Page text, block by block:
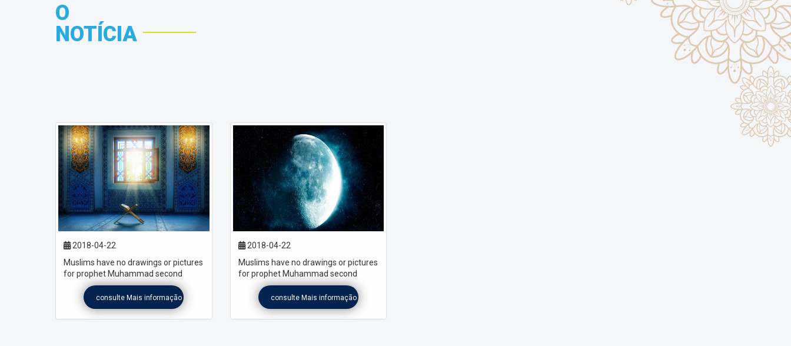
O
NOTÍCIA
2018-04-22
Muslims have no drawings or pictures
for prophet Muhammad second
consulte Mais informação
2018-04-22
Muslims have no drawings or pictures
for prophet Muhammad second
consulte Mais informação